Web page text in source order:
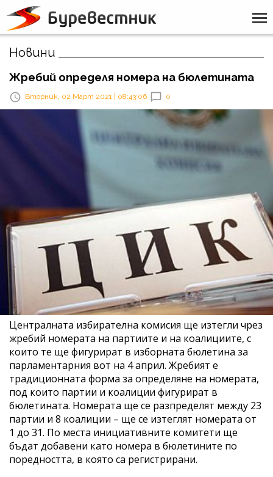
Новини
Жребий определя номера на бюлетината
Вторник, 02 Март 2021 | 08:43:06 0
Централната избирателна комисия ще изтегли чрез
жребий номерата на партиите и на коалициите, с
които те ще фигурират в изборната бюлетина за
парламентарния вот на 4 април. Жребият е
традиционната форма за определяне на номерата,
под които партии и коалиции фигурират в
бюлетината. Номерата ще се разпределят между 23
партии и 8 коалиции – ще се изтеглят номерата от
1 до 31. По места инициативните комитети ще
бъдат добавени като номера в бюлетините по
поредността, в която са регистрирани.